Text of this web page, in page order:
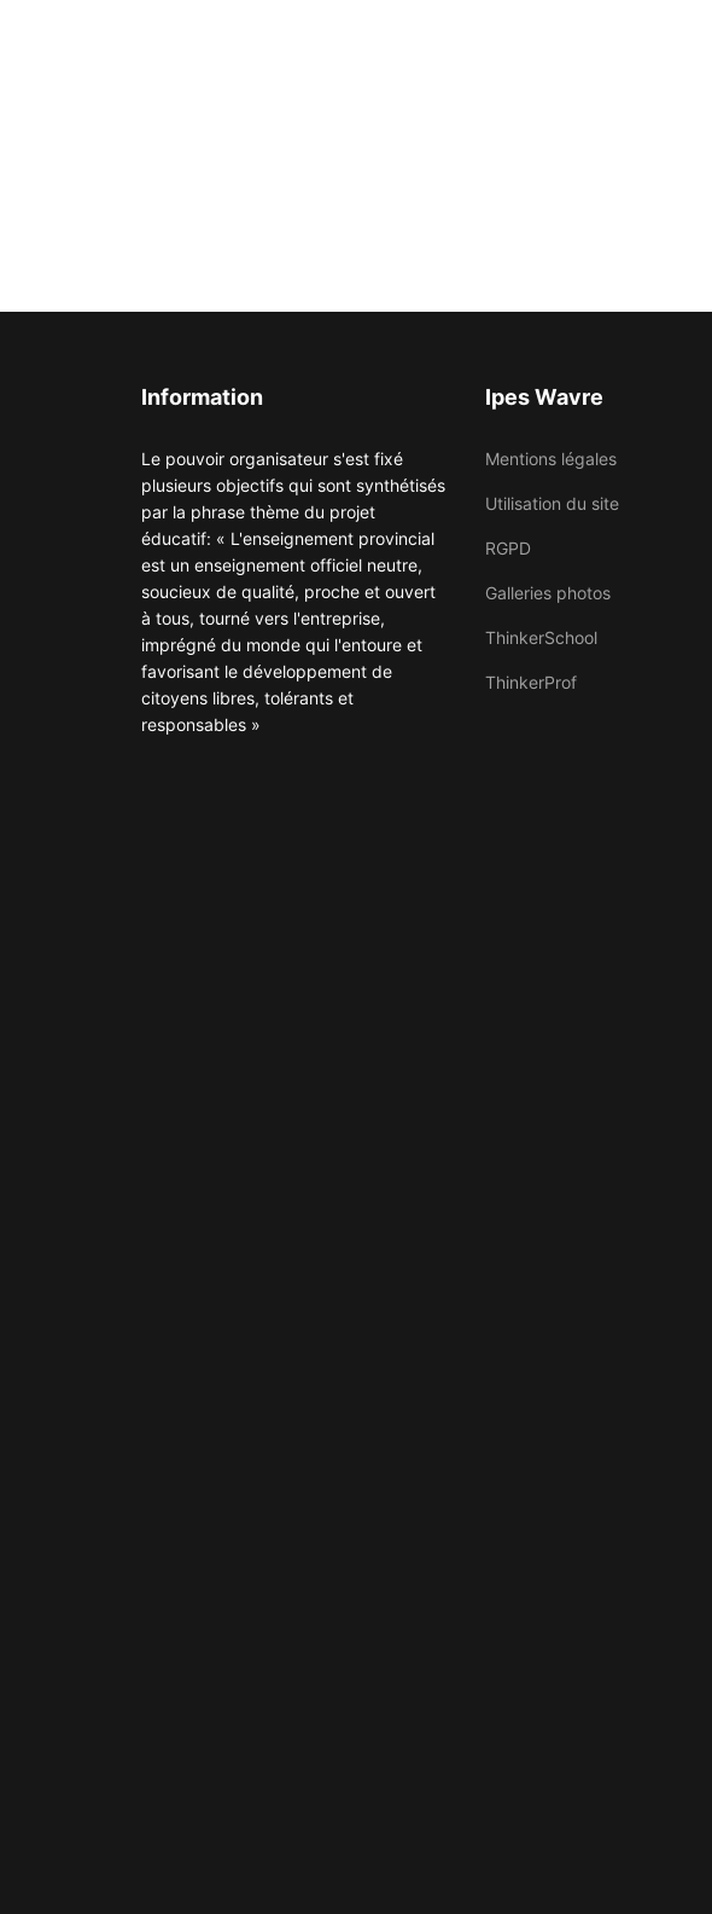
Information
Le pouvoir organisateur s'est fixé
plusieurs objectifs qui sont synthétisés
par la phrase thème du projet
éducatif: « L'enseignement provincial
est un enseignement officiel neutre,
soucieux de qualité, proche et ouvert
à tous, tourné vers l'entreprise,
imprégné du monde qui l'entoure et
favorisant le développement de
citoyens libres, tolérants et
responsables »
Ipes Wavre
Mentions légales
Utilisation du site
RGPD
Galleries photos
ThinkerSchool
ThinkerProf